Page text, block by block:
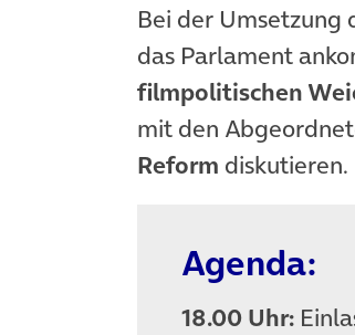
Bei der
das Parlament
filmpolitischen
mit den
Reform diskutieren.
Agenda:
18.00 Uhr: